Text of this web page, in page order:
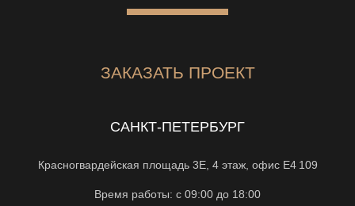
ЗАКАЗАТЬ ПРОЕКТ
САНКТ-ПЕТЕРБУРГ
Красногвардейская площадь 3Е, 4 этаж, офис Е4 109
Время работы: с 09:00 до 18:00